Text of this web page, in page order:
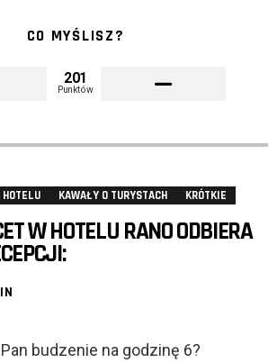
CO MYŚLISZ?
201
Punktów
KAWAŁY O TURYSTACH KRÓTKIE
W HOTELU RANO ODBIERA
budzenie na godzinę 6?